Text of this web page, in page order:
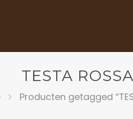
TESTA ROSSA
Producten getagged